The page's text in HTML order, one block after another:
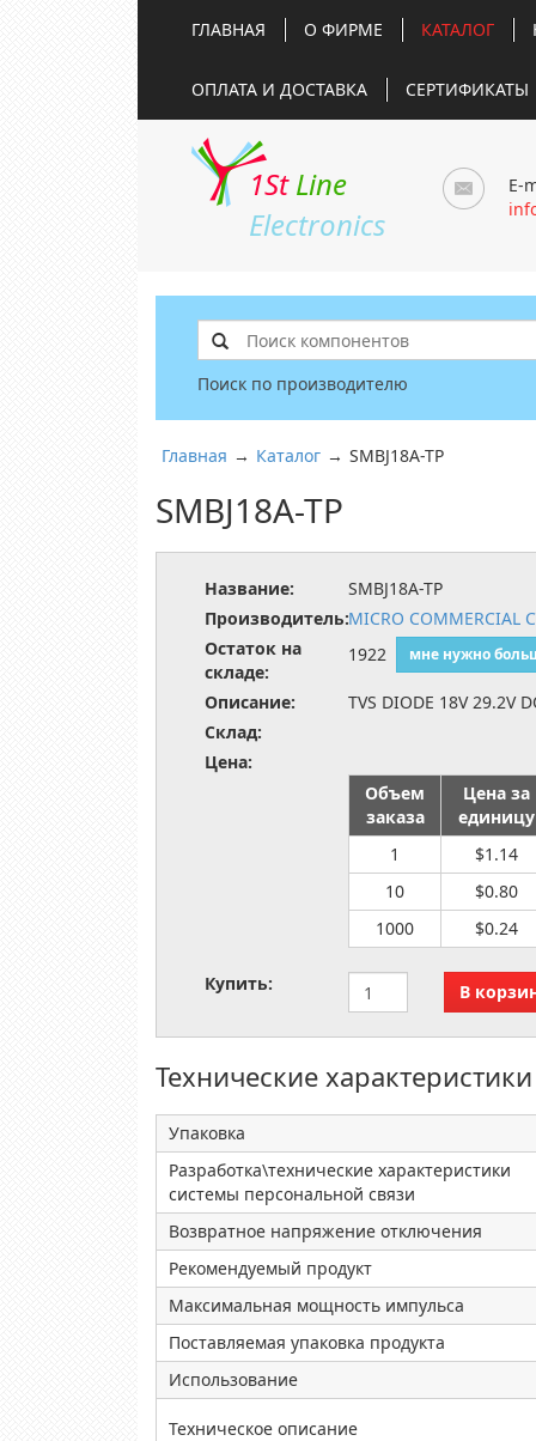
ГЛАВНАЯ О ФИРМЕ КАТАЛОГ
ОПЛАТА И ДОСТАВКА СЕРТИФИКАТЫ
1St Line
Electronics
E-
Поиск по производителю
Главная → Каталог → SMBJ18A-TP
SMBJ18A-TP
Название:
SMBJ18A-TP
Производитель:MICRO COMMERCIAL
Остаток на
складе:
1922 мне нужно
Описание:
TVS DIODE 18V 29.2V
Склад:
Цена:
Объем
заказа
Цена за
единицу
1
$1.14
10
$0.80
1000
$0.24
Купить:
Технические характеристики
Упаковка
Разработка\технические характеристики
системы персональной связи
Возвратное напряжение отключения
Рекомендуемый продукт
Максимальная мощность импульса
Поставляемая упаковка продукта
Использование
Техническое описание